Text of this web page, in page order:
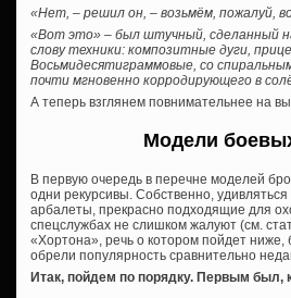
«Нет, – решил он, – возьмём, пожалуй,
«Вот это» – был штучный, сделанный
слову техники: композитные дуги,
Восьмидесятиграммовые, со
почти мгновенно корродирующего в
А теперь взглянем повнимательнее на
Модели
В первую очередь в перечне моделей
одни рекурсивы. Собственно,
арбалеты, прекрасно подходящие для
спецслужбах не слишком жалуют (см.
«Хортона», речь о котором пойдет
обрели популярность сравнительно
Итак, пойдем по порядку. Первым был,